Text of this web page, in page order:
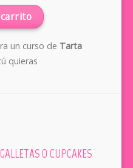
un curso de Tarta
quieras
O CUPCAKES